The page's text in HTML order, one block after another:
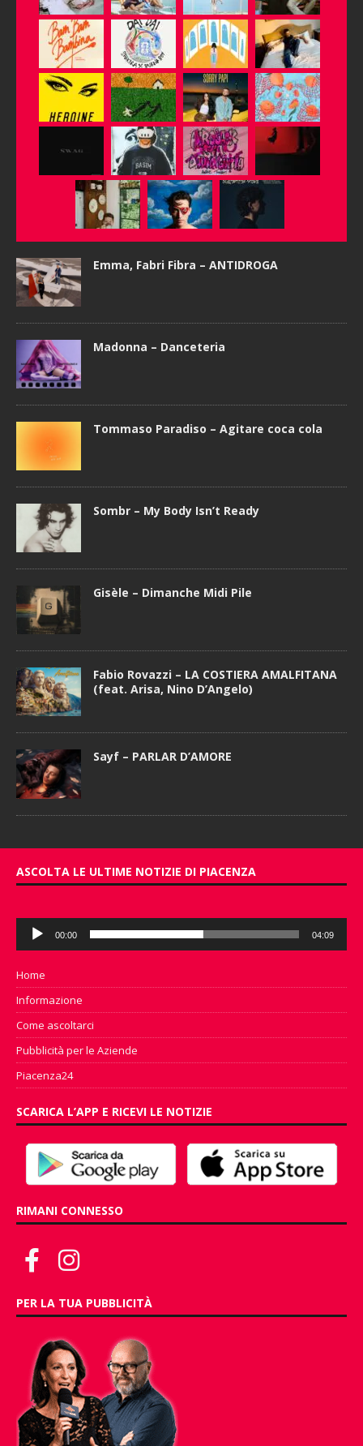
Emma, Fabri Fibra – ANTIDROGA
Madonna – Danceteria
Tommaso Paradiso – Agitare coca cola
Sombr – My Body Isn’t Ready
Gisèle – Dimanche Midi Pile
Fabio Rovazzi – LA COSTIERA AMALFITANA
(feat. Arisa, Nino D’Angelo)
Sayf – PARLAR D’AMORE
ASCOLTA LE ULTIME NOTIZIE DI PIACENZA
Audio
Player
00:00 04:09
Home
Informazione
Come ascoltarci
Pubblicità per le Aziende
Piacenza24
SCARICA L’APP E RICEVI LE NOTIZIE
RIMANI CONNESSO
PER LA TUA PUBBLICITÀ